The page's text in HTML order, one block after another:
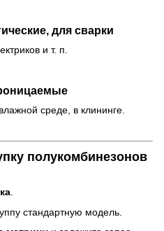
для сварки
и т. п.
среде, в клининге.
полукомбинезонов
.
стандартную модель.